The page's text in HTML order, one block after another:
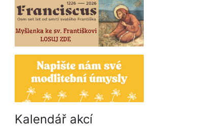
Kalendář akcí